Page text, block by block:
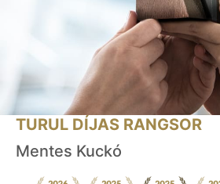
TURUL DÍJAS RANGSOR
Mentes Kuckó